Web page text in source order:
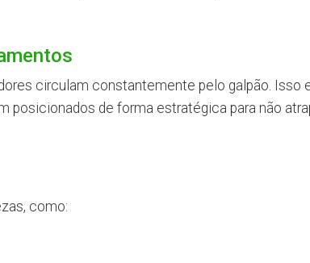
circulam constantemente pelo galpão. Isso
posicionados de forma estratégica para não
como: